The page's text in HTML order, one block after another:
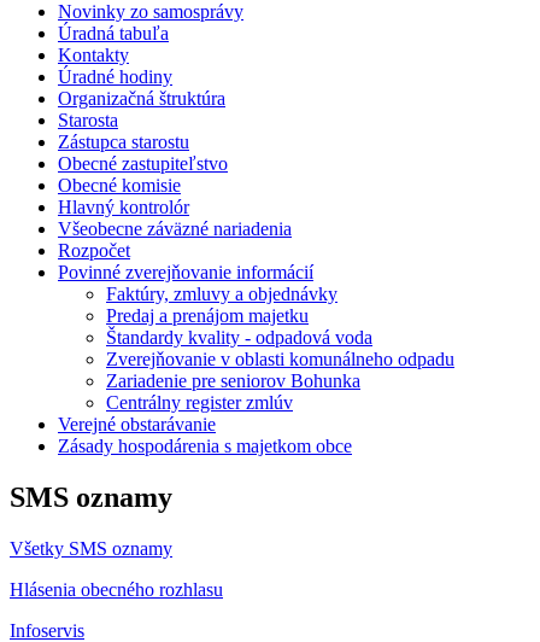
Novinky zo samosprávy
Úradná tabuľa
Kontakty
Úradné hodiny
Organizačná štruktúra
Starosta
Zástupca starostu
Obecné zastupiteľstvo
Obecné komisie
Hlavný kontrolór
Všeobecne záväzné nariadenia
Rozpočet
Povinné zverejňovanie informácií
Faktúry, zmluvy a objednávky
Predaj a prenájom majetku
Štandardy kvality - odpadová voda
Zverejňovanie v oblasti komunálneho odpadu
Zariadenie pre seniorov Bohunka
Centrálny register zmlúv
Verejné obstarávanie
Zásady hospodárenia s majetkom obce
SMS oznamy
Všetky SMS oznamy
Hlásenia obecného rozhlasu
Infoservis